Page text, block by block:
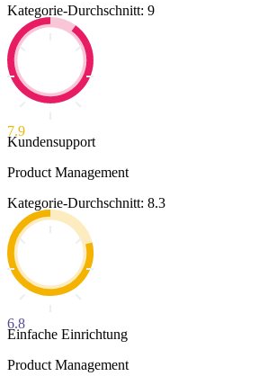
Kategorie-Durchschnitt: 9
7.9
Kundensupport
Product Management
Kategorie-Durchschnitt: 8.3
6.8
Einfache Einrichtung
Product Management